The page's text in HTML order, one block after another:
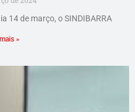
14 de março, o SINDIBARRA
»